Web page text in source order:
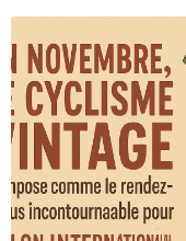
Suivi
Blog